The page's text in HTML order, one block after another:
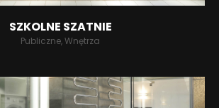
SZKOLNE SZATNIE
Publiczne, Wnętrza